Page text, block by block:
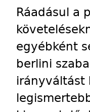
Ráadásul a
egyébként
berlini
irányváltást